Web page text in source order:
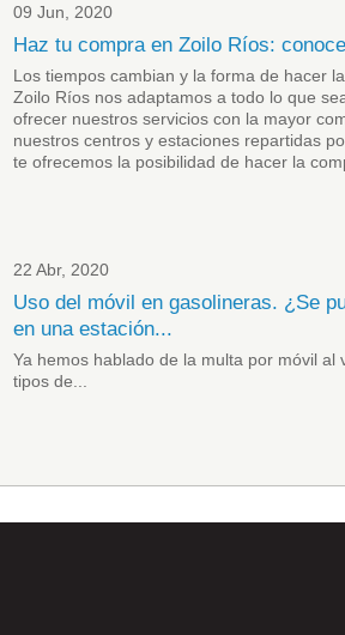
09 Jun, 2020
Haz tu compra en Zoilo Ríos:
Los tiempos cambian y la forma de hacer
Zoilo Ríos nos adaptamos a todo lo que
ofrecer nuestros servicios con la mayor
nuestros centros y estaciones repartidas
te ofrecemos la posibilidad de hacer la
22 Abr, 2020
Uso del móvil en gasolineras. ¿Se
en una estación...
Ya hemos hablado de la multa por móvilal
tipos de...